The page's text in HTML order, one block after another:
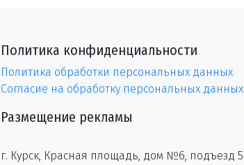
Политика конфиденциальности
Политика обработки персональных данных
Согласие на обработку персональных данных
Размещение рекламы
г. Курск, Красная площадь, дом №6, подъезд 5